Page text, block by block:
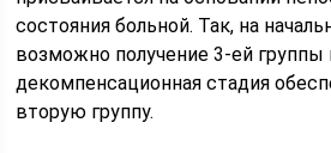
состояния больной. Так, на
возможно получение 3-ей группы
декомпенсационная стадия
вторую группу.